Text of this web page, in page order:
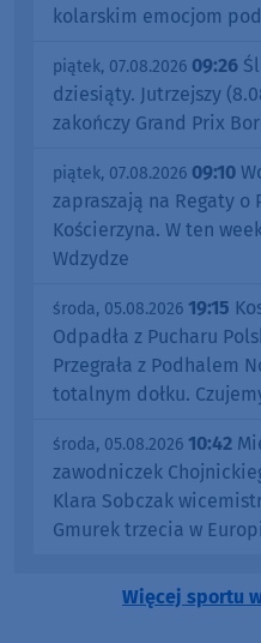
kolarskim emocjom
piątek, 07.08.2026 09:26
dziesiąty. Jutrzejszy
zakończy Grand Prix
piątek, 07.08.2026 09:10
zapraszają na Regaty o
Kościerzyna. W ten
Wdzydze
środa, 05.08.2026 19:15
Odpadła z Pucharu
Przegrała z Podhalem
totalnym dołku.
środa, 05.08.2026 10:42
zawodniczek
Klara Sobczak
Gmurek trzecia w
Więcej sportu